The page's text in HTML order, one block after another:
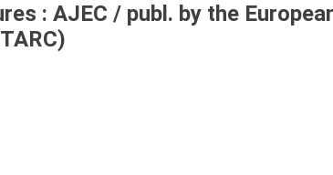
: AJEC / publ. by the